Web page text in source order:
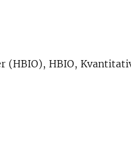
(HBIO), HBIO,